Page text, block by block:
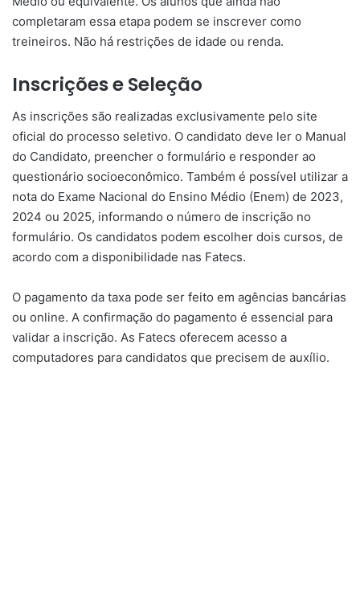
completaram essa etapa podem se inscrever como
treineiros. Não há restrições de idade ou renda.
Inscrições e Seleção
As inscrições são realizadas exclusivamente pelo site
oficial do processo seletivo. O candidato deve ler o Manual
do Candidato, preencher o formulário e responder ao
questionário socioeconômico. Também é possível utilizar a
nota do Exame Nacional do Ensino Médio (Enem) de 2023,
2024 ou 2025, informando o número de inscrição no
formulário. Os candidatos podem escolher dois cursos, de
acordo com a disponibilidade nas Fatecs.
O pagamento da taxa pode ser feito em agências bancárias
ou online. A confirmação do pagamento é essencial para
validar a inscrição. As Fatecs oferecem acesso a
computadores para candidatos que precisem de auxílio.